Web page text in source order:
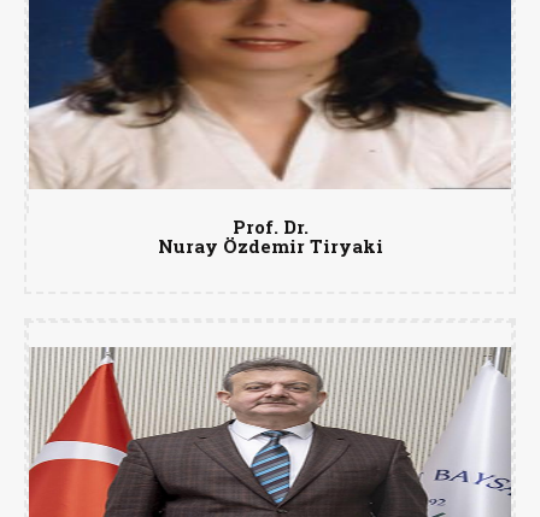
Prof. Dr.
Nuray Özdemir Tiryaki